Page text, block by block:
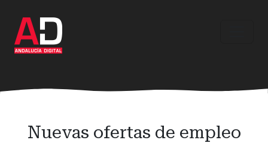
contenido
principal
Nuevas ofertas de empleo